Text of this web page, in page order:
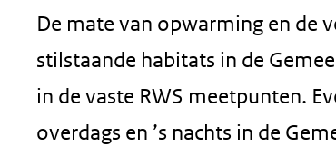
De mate van opwarming en de
stilstaande habitats in de
in de vaste RWS meetpunten.
overdags en ’s nachts in de